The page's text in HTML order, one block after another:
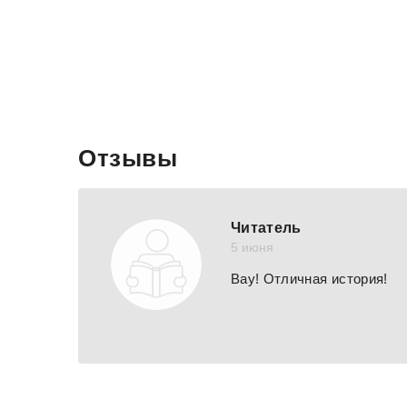
Отзывы
Читатель
5 июня
Вау! Отличная история!